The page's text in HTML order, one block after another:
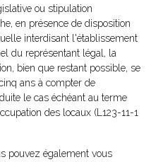
ou stipulation
en présence de disposition
interdisant l'établissement
du représentant légal, la
bien que restant possible, se
ans à compter de
le cas échéant au terme
des locaux (L123-11-1
pouvez également vous